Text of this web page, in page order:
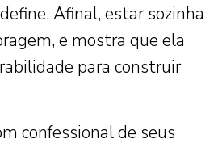
Afinal, estar sozinha
e mostra que ela
para construir
confessional de seus